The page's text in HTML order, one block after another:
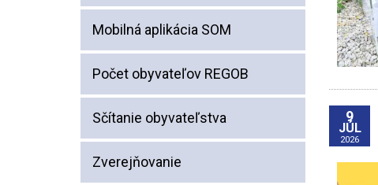
Mobilná aplikácia SOM
Počet obyvateľov REGOB
Sčítanie obyvateľstva
Zverejňovanie
9
JÚL
2026